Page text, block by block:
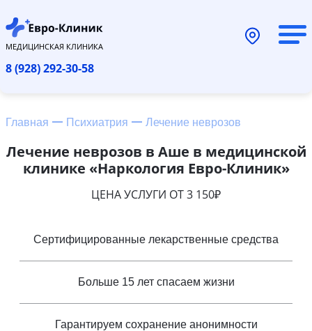
МЕДИЦИНСКАЯ КЛИНИКА
8 (928) 292-30-58
Главная Психиатрия Лечение неврозов
Лечение неврозов в Аше в медицинской
клинике «Наркология Евро-Клиник»
ЦЕНА УСЛУГИ ОТ 3 150₽
Сертифицированные лекарственные средства
Больше 15 лет спасаем жизни
Гарантируем сохранение анонимности